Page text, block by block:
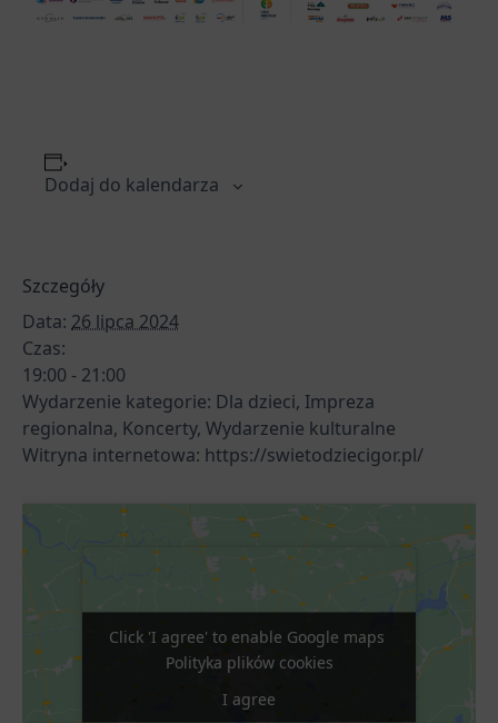
Dodaj do kalendarza
Szczegóły
Data: 26 lipca 2024
Czas:
19:00 - 21:00
Wydarzenie kategorie: Dla dzieci, Impreza
regionalna, Koncerty, Wydarzenie kulturalne
Witryna internetowa: https://swietodziecigor.pl/
Click 'I agree' to enable Google maps
Polityka plików cookies
I agree
Click 'I agree' to enable Google maps
Polityka plików cookies
I agree